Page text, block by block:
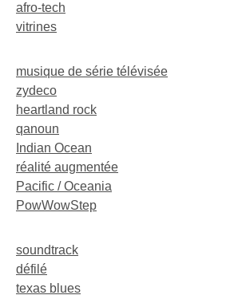
afro-tech
vitrines
musique de série télévisée
zydeco
heartland rock
qanoun
Indian Ocean
réalité augmentée
Pacific / Oceania
PowWowStep
soundtrack
défilé
texas blues